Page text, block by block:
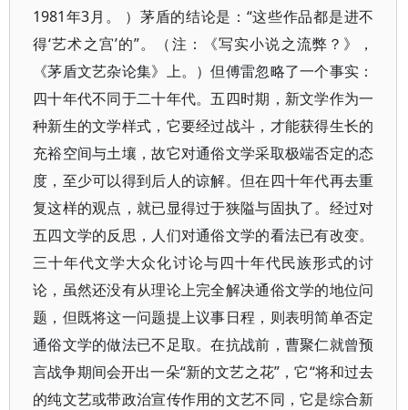
1981年3月。 ）茅盾的结论是：“这些作品都是进不
得‘艺术之宫’的”。（注：《写实小说之流弊？》，
《茅盾文艺杂论集》上。）但傅雷忽略了一个事实：
四十年代不同于二十年代。五四时期，新文学作为一
种新生的文学样式，它要经过战斗，才能获得生长的
充裕空间与土壤，故它对通俗文学采取极端否定的态
度，至少可以得到后人的谅解。但在四十年代再去重
复这样的观点，就已显得过于狭隘与固执了。经过对
五四文学的反思，人们对通俗文学的看法已有改变。
三十年代文学大众化讨论与四十年代民族形式的讨
论，虽然还没有从理论上完全解决通俗文学的地位问
题，但既将这一问题提上议事日程，则表明简单否定
通俗文学的做法已不足取。在抗战前，曹聚仁就曾预
言战争期间会开出一朵“新的文艺之花”，它“将和过去
的纯文艺或带政治宣传作用的文艺不同，它是综合新